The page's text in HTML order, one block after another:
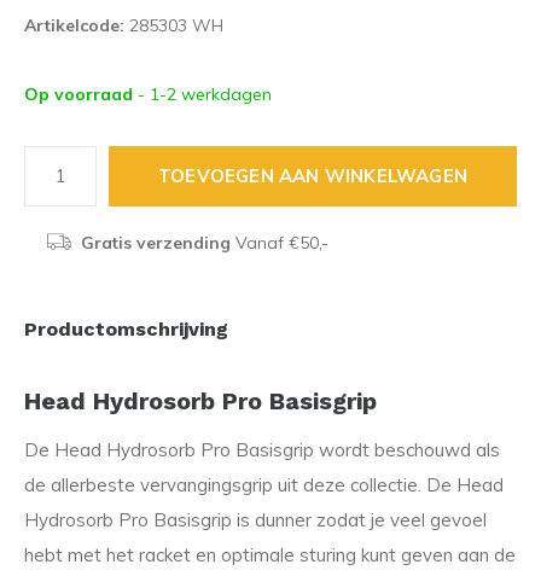
Artikelcode: 285303 WH
Op voorraad - 1-2 werkdagen
TOEVOEGEN AAN WINKELWAGEN
Gratis verzending Vanaf €50,-
Productomschrijving
Head Hydrosorb Pro Basisgrip
De Head Hydrosorb Pro Basisgrip wordt beschouwd als
de allerbeste vervangingsgrip uit deze collectie. De Head
Hydrosorb Pro Basisgrip is dunner zodat je veel gevoel
hebt met het racket en optimale sturing kunt geven aan de